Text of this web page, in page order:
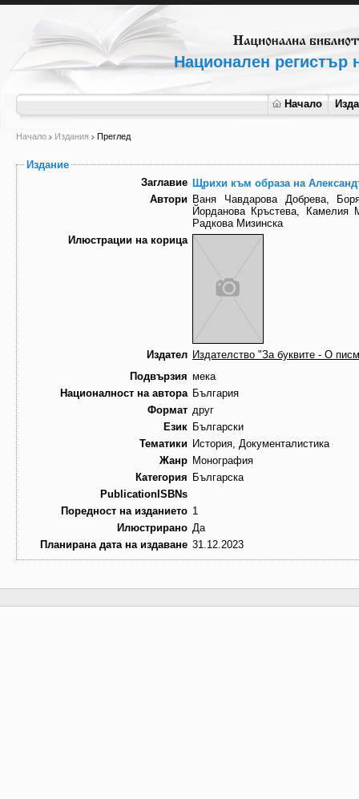
Национален регистър
Начало
Начало Издания Преглед
Издание
Заглавие Щрихи към образа на
Автори Ваня Чавдарова Добрева,
Йорданова Кръстева, Камелия
Радкова Мизинска
Илюстрации на корица
Издател Издателство "За буквите - О
Подвързия мека
Националност на автора България
Формат друг
Език Български
Тематики История, Документалистика
Жанр Монография
Категория Българска
PublicationISBNs
Поредност на изданието 1
Илюстрирано Да
Планирана дата на издаване 31.12.2023